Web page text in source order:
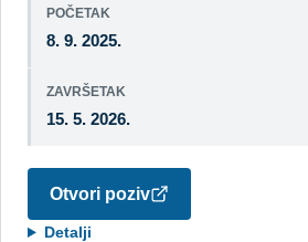
POČETAK
8. 9. 2025.
ZAVRŠETAK
15. 5. 2026.
Otvori poziv
Detalji